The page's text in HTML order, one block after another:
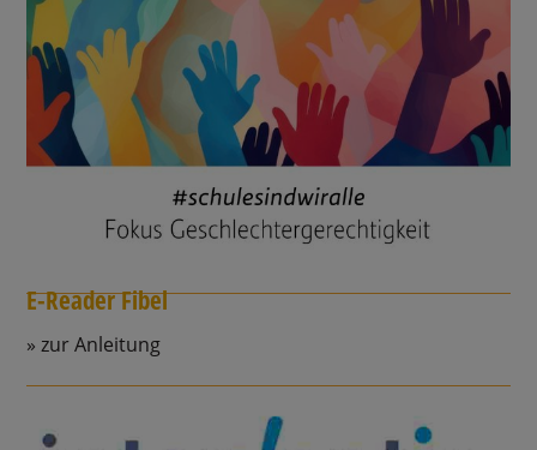
E-Reader Fibel
zur Anleitung